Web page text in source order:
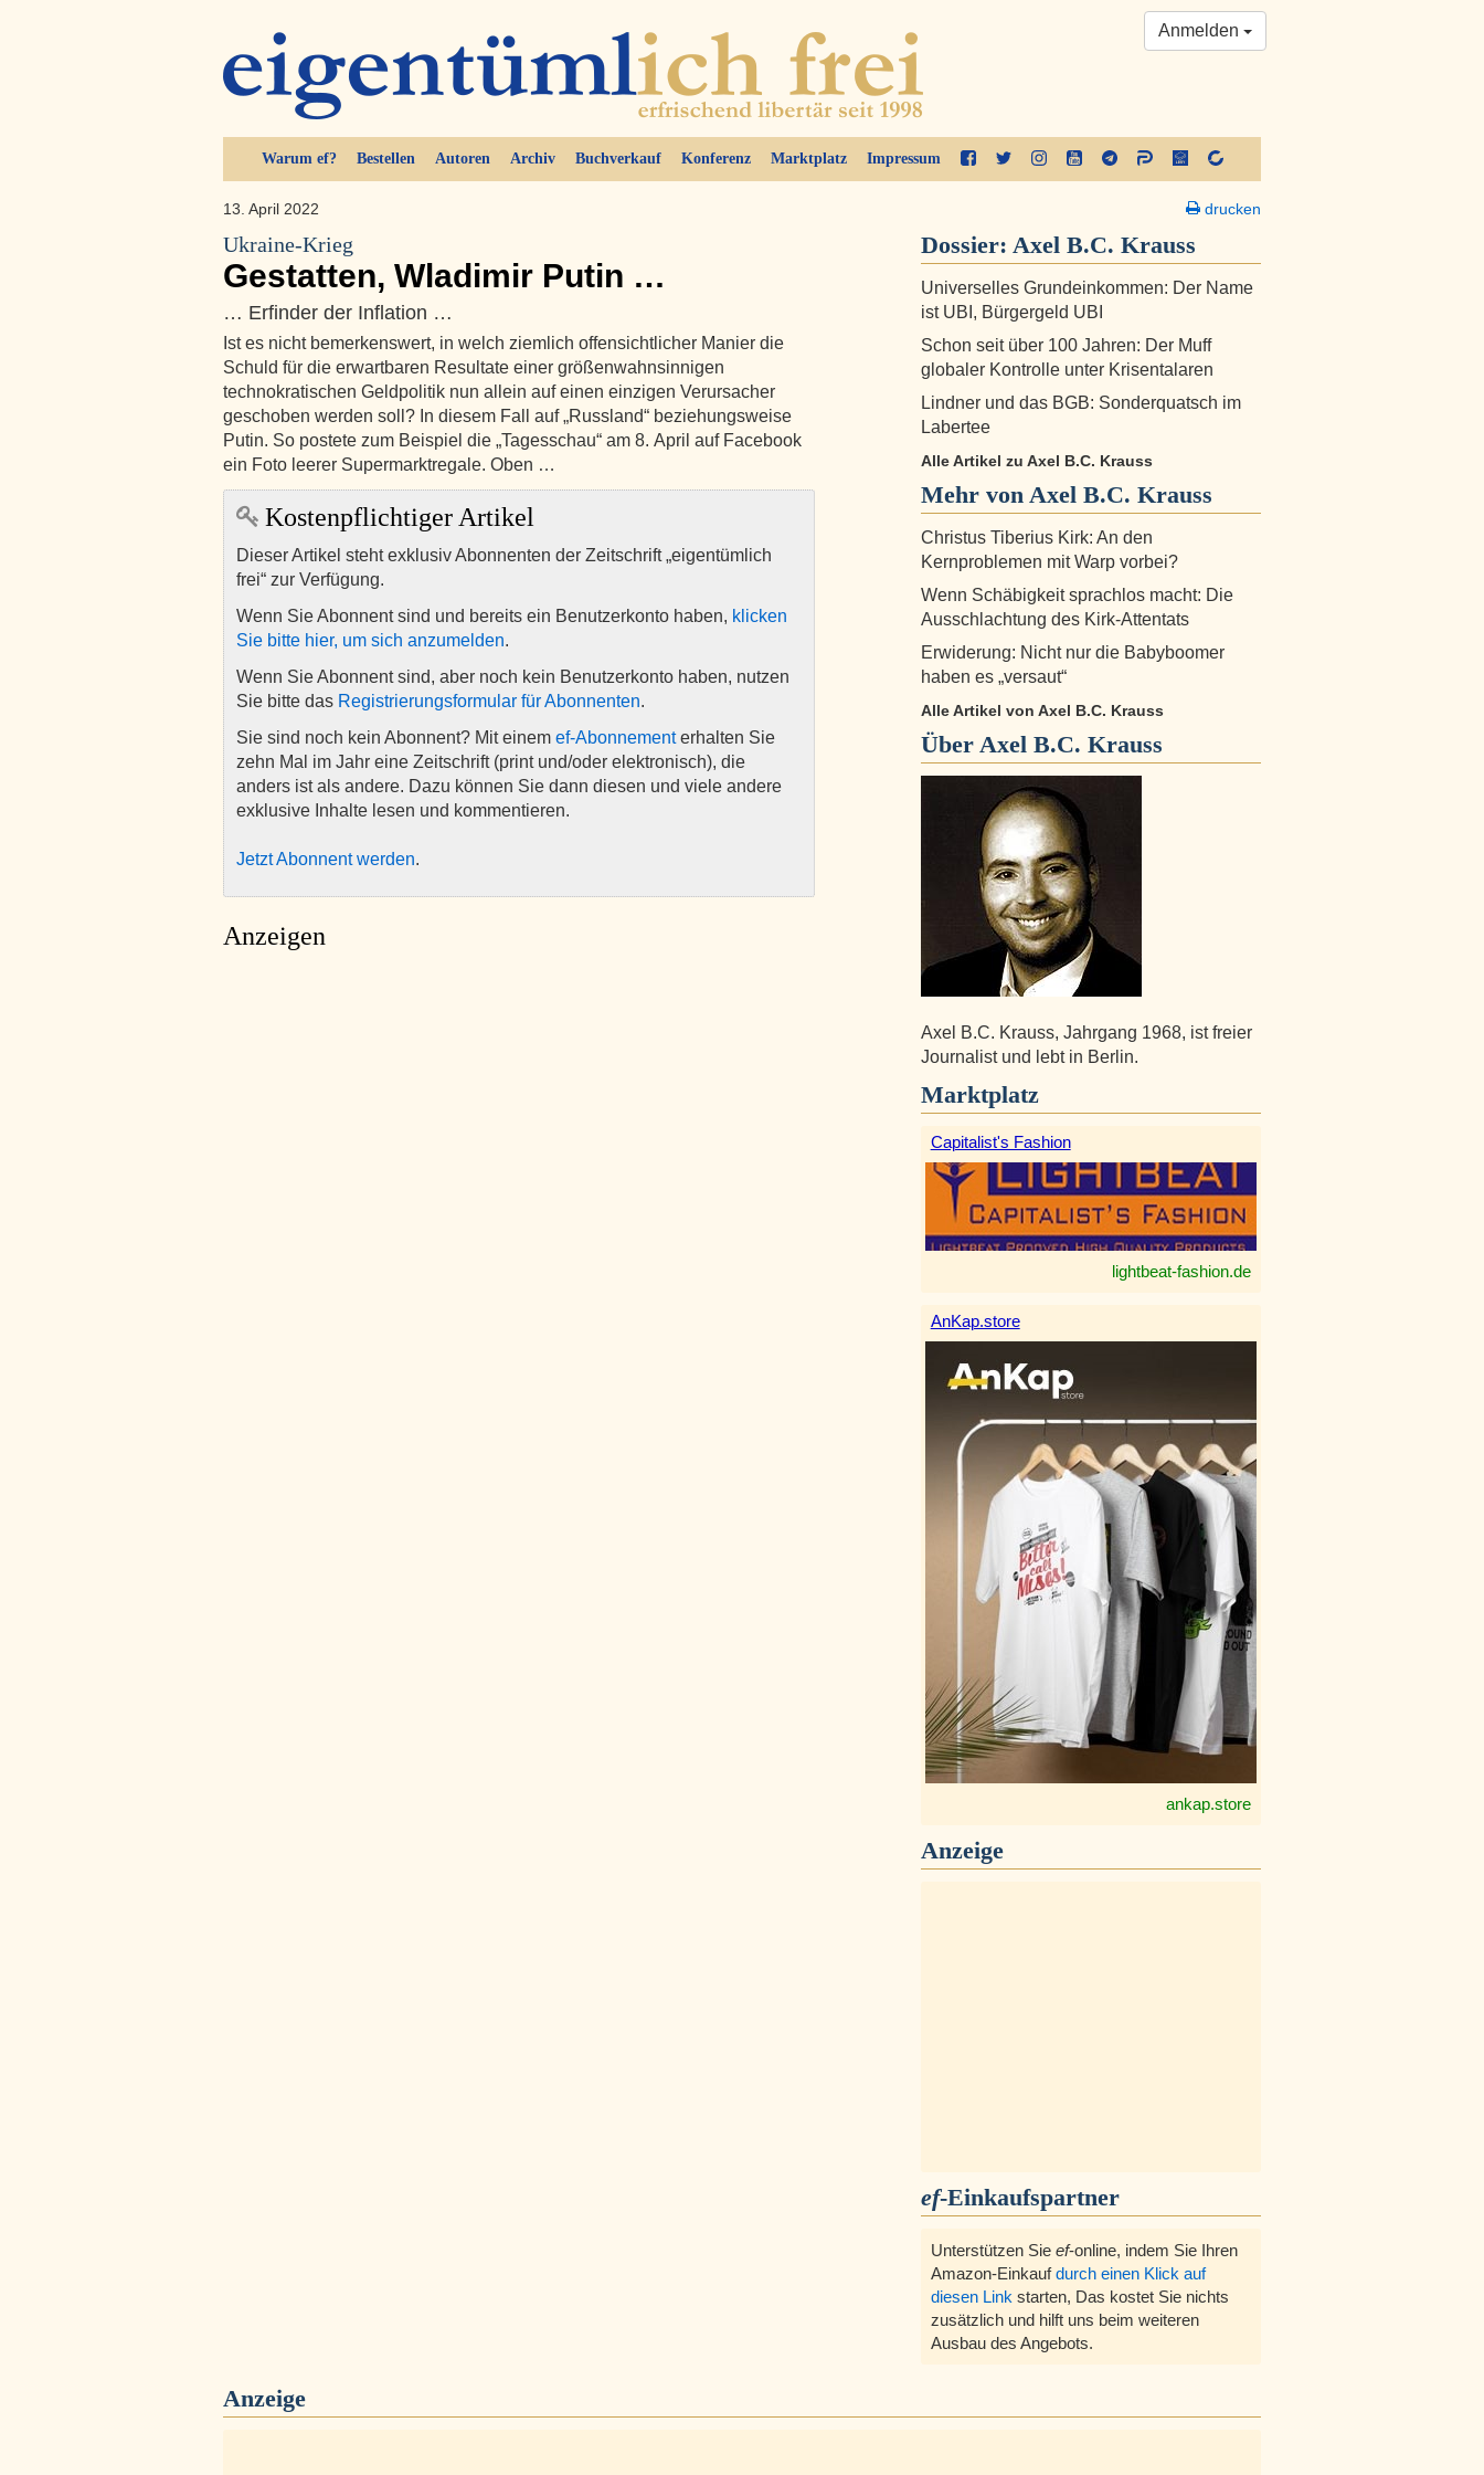
Warum ef? Bestellen Autoren Archiv Buchverkauf Konferenz Marktplatz Impressum
Anmelden
13. April 2022
Ukraine-Krieg
Gestatten, Wladimir Putin …
… Erfinder der Inflation …
Ist es nicht bemerkenswert, in welch ziemlich offensichtlicher Manier die
Schuld für die erwartbaren Resultate einer größenwahnsinnigen
technokratischen Geldpolitik nun allein auf einen einzigen Verursacher
geschoben werden soll? In diesem Fall auf „Russland“ beziehungsweise
Putin. So postete zum Beispiel die „Tagesschau“ am 8. April auf Facebook
ein Foto leerer Supermarktregale. Oben …
Kostenpflichtiger Artikel
Dieser Artikel steht exklusiv Abonnenten der Zeitschrift „eigentümlich
frei“ zur Verfügung.
Wenn Sie Abonnent sind und bereits ein Benutzerkonto haben, klicken
Sie bitte hier, um sich anzumelden.
Wenn Sie Abonnent sind, aber noch kein Benutzerkonto haben, nutzen
Sie bitte das Registrierungsformular für Abonnenten.
Sie sind noch kein Abonnent? Mit einem ef-Abonnementerhalten Sie
zehn Mal im Jahr eine Zeitschrift (print und/oder elektronisch), die
anders ist als andere. Dazu können Sie dann diesen und viele andere
exklusive Inhalte lesen und kommentieren.
Jetzt Abonnent werden.
Anzeigen
drucken
Dossier: Axel B.C. Krauss
Universelles Grundeinkommen: Der Name
ist UBI, Bürgergeld UBI
Schon seit über 100 Jahren: Der Muff
globaler Kontrolle unter Krisentalaren
Lindner und das BGB: Sonderquatsch im
Labertee
Alle Artikel zu Axel B.C. Krauss
Mehr von Axel B.C. Krauss
Christus Tiberius Kirk: An den
Kernproblemen mit Warp vorbei?
Wenn Schäbigkeit sprachlos macht: Die
Ausschlachtung des Kirk-Attentats
Erwiderung: Nicht nur die Babyboomer
haben es „versaut“
Alle Artikel von Axel B.C. Krauss
Über Axel B.C. Krauss
Axel B.C. Krauss, Jahrgang 1968, ist freier
Journalist und lebt in Berlin.
Marktplatz
Capitalist's Fashion
lightbeat-fashion.de
AnKap.store
ankap.store
Anzeige
ef-Einkaufspartner
Unterstützen Sie ef-online, indem Sie Ihren
Amazon-Einkaufdurch einen Klick auf
diesen Link starten, Das kostet Sie nichts
zusätzlich und hilft uns beim weiteren
Ausbau des Angebots.
Anzeige